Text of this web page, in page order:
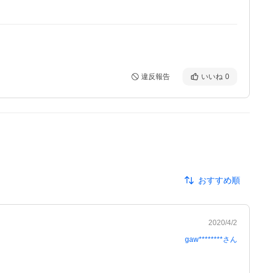
違反報告 いいね 0
おすすめ順
2020/4/2
gaw********さん